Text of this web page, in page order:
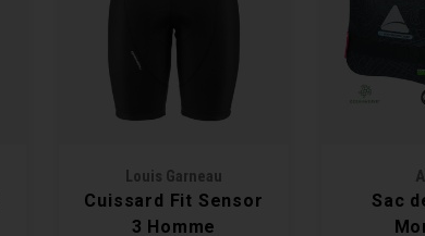
Louis Garneau
Cuissard Fit Sensor
3 Homme
Sac